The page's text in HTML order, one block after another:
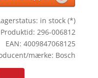
in stock (*)
Produktid: 296-006812
EAN: 4009847068125
mærke: Bosch